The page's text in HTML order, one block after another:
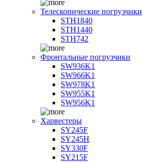
Телескопические погрузчики
STH1840
STH1440
STH742
Фронтальные погрузчики
SW936K1
SW966K1
SW978K1
SW955K1
SW956K1
Харвестеры
SY245F
SY245H
SY330F
SY215F